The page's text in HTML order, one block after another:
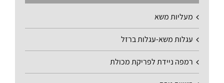
מעליות משא
עגלות משא-עגלות ברזל
רמפה ניידת לפריקת מכולת